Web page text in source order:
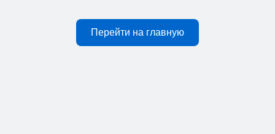
Перейти на главную